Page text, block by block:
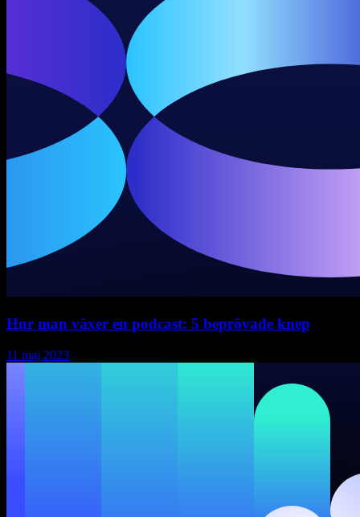
Hur man växer en podcast: 5 beprövade knep
11 maj 2023